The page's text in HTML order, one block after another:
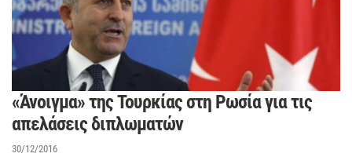
«Άνοιγμα» της Τουρκίας στη Ρωσία για τις
απελάσεις διπλωματών
30/12/2016